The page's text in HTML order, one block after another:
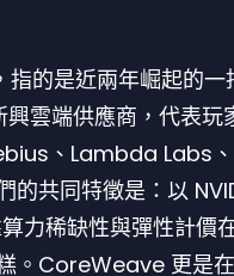
的是近兩年崛起的一
興雲端供應商，代表玩
、Lambda Labs、
共同特徵是：以
力稀缺性與彈性計價
。CoreWeave 更是在